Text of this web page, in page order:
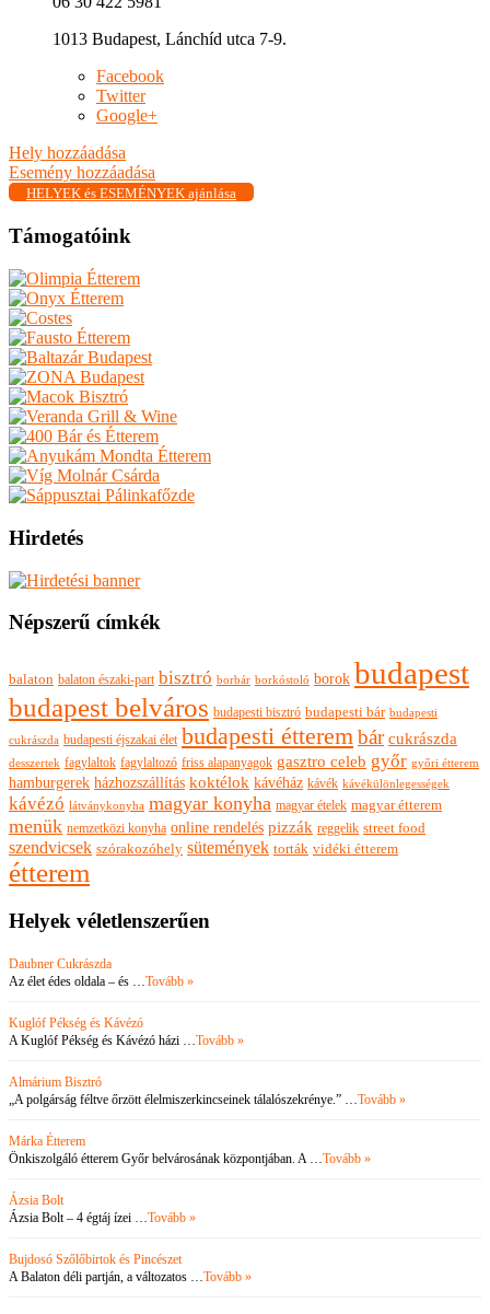
1013 Budapest, Lánchíd utca 7-9.
Facebook
Twitter
Google+
Hely hozzáadása
Esemény hozzáadása
HELYEK és ESEMÉNYEK ajánlása
Támogatóink
Hirdetés
Népszerű címkék
balaton balaton északi-part bisztró borbár borkóstoló borok budapest
budapest belváros budapesti bisztró budapesti bár budapesti
cukrászda budapesti éjszakai élet budapesti étterembár cukrászda
desszertek fagylaltok fagylaltozó friss alapanyagok gasztro celeb győr győri étterem
hamburgerek házhozszállítás koktélok kávéház kávék kávékülönlegességek
kávézó látványkonyha magyar konyha magyar ételek magyar étterem
menük nemzetközi konyha online rendelés pizzák reggelik street food
szendvicsek szórakozóhely sütemények torták vidéki étterem
étterem
Helyek véletlenszerűen
Daubner Cukrászda
Az élet édes oldala – és … Tovább »
Kuglóf Pékség és Kávézó
A Kuglóf Pékség és Kávézó házi … Tovább »
Almárium Bisztró
„A polgárság féltve őrzött élelmiszerkincseinek tálalószekrénye.” … Tovább »
Márka Étterem
Önkiszolgáló étterem Győr belvárosának központjában. A … Tovább »
Ázsia Bolt
Ázsia Bolt – 4 égtáj ízei … Tovább »
Bujdosó Szőlőbirtok és Pincészet
A Balaton déli partján, a változatos … Tovább »